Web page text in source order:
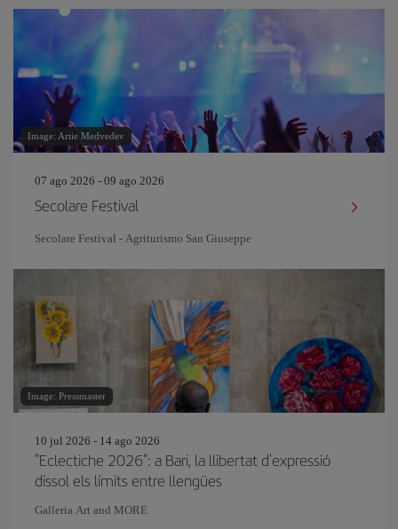
Image: Artie Medvedev
07 ago 2026 - 09 ago 2026
Secolare Festival
Secolare Festival - Agriturismo San Giuseppe
Image: Pressmaster
10 jul 2026 - 14 ago 2026
"Eclectiche 2026": a Bari, la llibertat d'expressió
dissol els límits entre llengües
Galleria Art and MORE